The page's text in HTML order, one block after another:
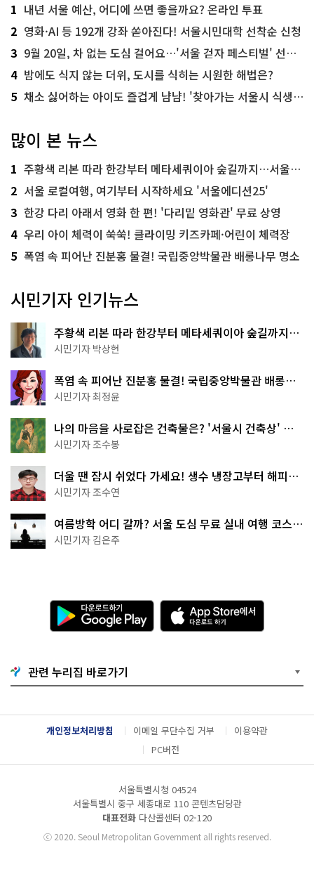
1 내년 서울 예산, 어디에 쓰면 좋을까요? 온라인 투표
2 영화·AI 등 192개 강좌 쏟아진다! 서울시민대학 선착순 신청
3 9월 20일, 차 없는 도심 걸어요…'서울 걷자 페스티벌' 선착순 5천명
4 밤에도 식지 않는 더위, 도시를 식히는 시원한 해법은?
5 채소 싫어하는 아이도 즐겁게 냠냠! '찾아가는 서울시 식생활 교육' 현장
많이 본 뉴스
1 주황색 리본 따라 한강부터 메타세쿼이아 숲길까지…서울둘레길 15코스
2 서울 로컬여행, 여기부터 시작하세요 '서울에디션25'
3 한강 다리 아래서 영화 한 편! '다리밑 영화관' 무료 상영
4 우리 아이 체력이 쑥쑥! 클라이밍 키즈카페·어린이 체력장
5 폭염 속 피어난 진분홍 물결! 국립중앙박물관 배롱나무 명소
시민기자 인기뉴스
주황색 리본 따라 한강부터 메타세쿼이아 숲길까지…
서울둘레길 15코스
시민기자 박상현
폭염 속 피어난 진분홍 물결! 국립중앙박물관 배롱나
무 명소
시민기자 최정윤
나의 마음을 사로잡은 건축물은? '서울시 건축상' 수
상작 공개!
시민기자 조수봉
더울 땐 잠시 쉬었다 가세요! 생수 냉장고부터 해피소
·무더위쉼터까지
시민기자 조수연
여름방학 어디 갈까? 서울 도심 무료 실내 여행 코스
추천
시민기자 김은주
다
운
로
기
G
o
g
l
e
l
A
p
p
e
서
다
운
드
관련 누리집 바로가기
개인정보처리방침 이메일 무단수집 거부
이용약관
PC버전
서울특별시청 04524
서울특별시 중구 세종대로 110 콘텐츠담당관
대표전화 다산콜센터 02-120
ⓒ2020. Seoul Metropolitan Government all rights reserved.